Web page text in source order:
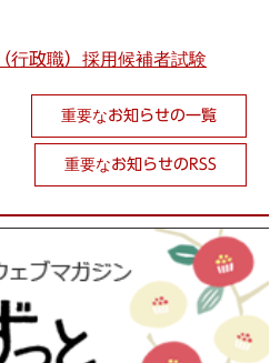
行政職）採用候補者試験
重要なお知らせの一覧
重要なお知らせのRSS